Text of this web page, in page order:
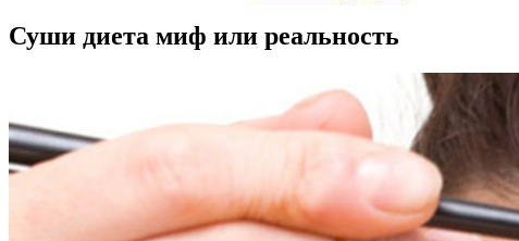
Суши диета миф или реальность